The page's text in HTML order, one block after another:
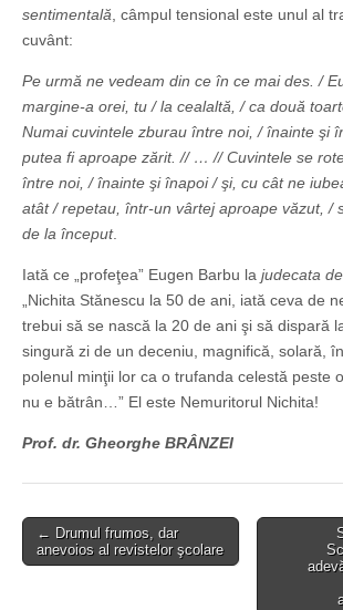
sentimentală, câmpul tensional este unul al
cuvânt:
Pe urmă ne vedeam din ce în ce mai des. /
margine-a orei, tu / la cealaltă, / ca două
Numai cuvintele zburau între noi, / înainte şi
putea fi aproape zărit. // … // Cuvintele se
între noi, / înainte şi înapoi / şi, cu cât ne
atât / repetau, într-un vârtej aproape văzut, /
de la început.
Iată ce „profeţea” Eugen Barbu la judecata
„Nichita Stănescu la 50 de ani, iată ceva de
trebui să se nască la 20 de ani şi să dispară
singură zi de un deceniu, magnifică, solară,
polenul minţii lor ca o trufanda celestă peste
nu e bătrân…” El este Nemuritorul Nichita!
Prof. dr. Gheorghe BRÂNZEI
Post
navigation
← Drumul frumos, dar
anevoios al revistelor şcolare